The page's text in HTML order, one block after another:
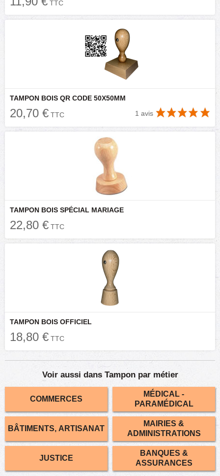
TTC
TAMPON BOIS QR CODE 50X50MM
20,70 € TTC 1 avis
TAMPON BOIS SPÉCIAL MARIAGE
22,80 € TTC
TAMPON BOIS OFFICIEL
18,80 € TTC
Voir aussi dans Tampon par métier
COMMERCES
MÉDICAL -
PARAMÉDICAL
BÂTIMENTS, ARTISANAT
MAIRIES &
ADMINISTRATIONS
JUSTICE
BANQUES &
ASSURANCES